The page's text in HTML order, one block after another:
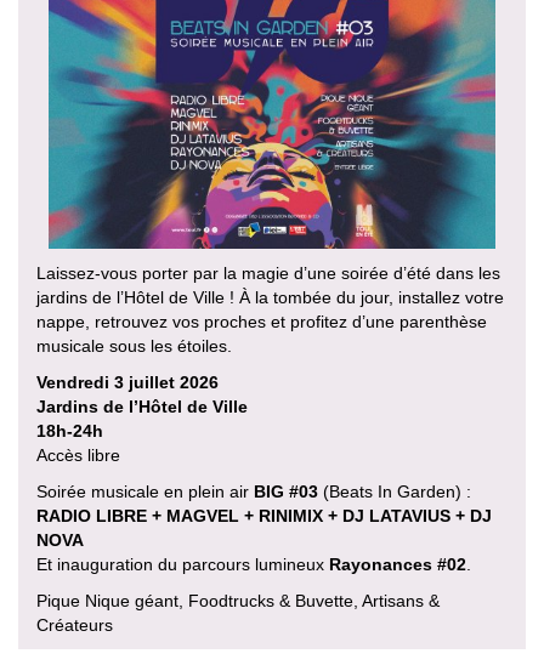
Laissez-vous porter par la magie d’une soirée d’été dans les
jardins de l’Hôtel de Ville ! À la tombée du jour, installez votre
nappe, retrouvez vos proches et profitez d’une parenthèse
musicale sous les étoiles.
Vendredi 3 juillet 2026
Jardins de l’Hôtel de Ville
18h-24h
Accès libre
Soirée musicale en plein air BIG #03 (Beats In Garden) :
RADIO LIBRE + MAGVEL + RINIMIX + DJ LATAVIUS + DJ
NOVA
Et inauguration du parcours lumineux Rayonances #02
Pique Nique géant, Foodtrucks & Buvette, Artisans &
Créateurs